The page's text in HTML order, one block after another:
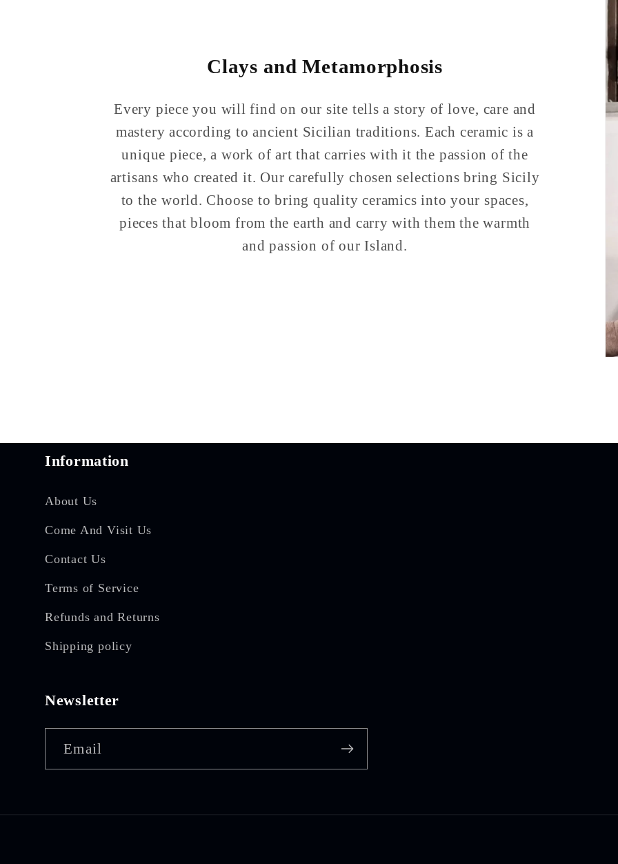
Clays and Metamorphosis
Every piece you will find on our site tells a story of love, care and
mastery according to ancient Sicilian traditions. Each ceramic is a
unique piece, a work of art that carries with it the passion of the
artisans who created it. Our carefully chosen selections bring Sicily
to the world. Choose to bring quality ceramics into your spaces,
pieces that bloom from the earth and carry with them the warmth
and passion of our Island.
Information
About Us
Come And Visit Us
Contact Us
Terms of Service
Refunds and Returns
Shipping policy
Newsletter
Email